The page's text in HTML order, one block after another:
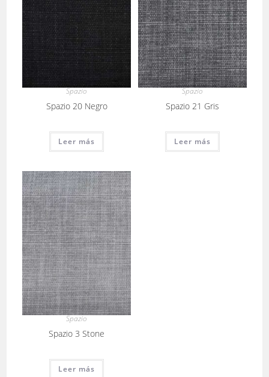
Spazio
Spazio 20 Negro
Leer más
Spazio
Spazio 21 Gris
Leer más
Spazio
Spazio 3 Stone
Leer más